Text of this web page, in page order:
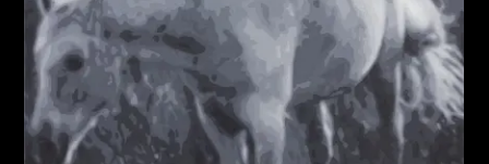
關於M+藏品
探索世界頂級的二十及二十一世紀視覺